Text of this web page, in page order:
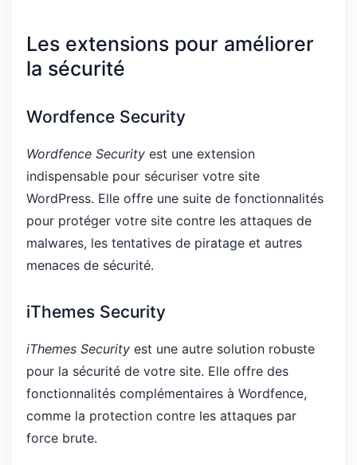
Les extensions pour améliorer
la sécurité
Wordfence Security
Wordfence Security est une extension
indispensable pour sécuriser votre site
WordPress. Elle offre une suite de fonctionnalités
pour protéger votre site contre les attaques de
malwares, les tentatives de piratage et autres
menaces de sécurité.
iThemes Security
iThemes Security est une autre solution robuste
pour la sécurité de votre site. Elle offre des
fonctionnalités complémentaires à Wordfence,
comme la protection contre les attaques par
force brute.